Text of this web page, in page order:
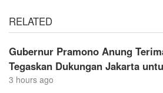
RELATED
Gubernur Pramono Anung
Tegaskan Dukungan Jakarta
3 hours ago